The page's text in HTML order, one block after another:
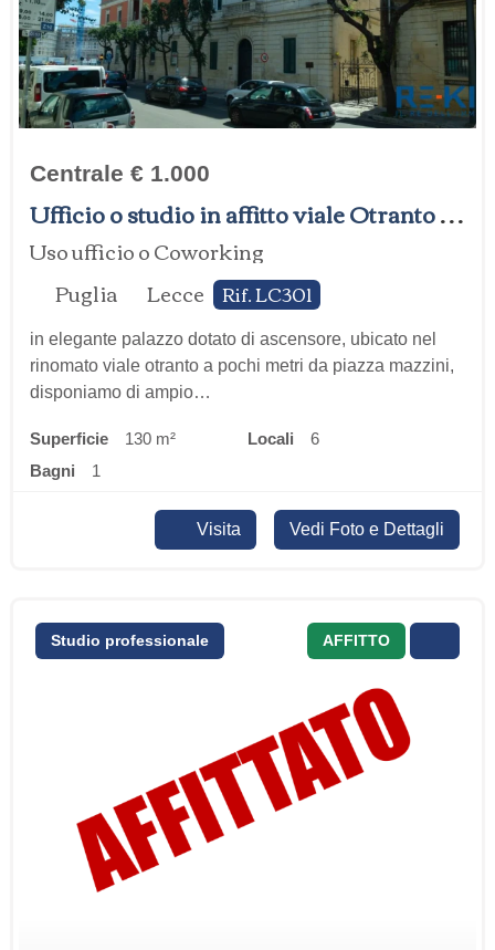
Centrale € 1.000
Ufficio o studio in affitto viale Otranto 117, Lecce
Uso ufficio o Coworking
Puglia
Lecce Rif. LC301
in elegante palazzo dotato di ascensore, ubicato nel
rinomato viale otranto a pochi metri da piazza mazzini,
disponiamo di ampio…
Superficie 130 m² locali
6
bagni
1
Visita Vedi Foto e Dettagli
Studio professionale AFFITTO